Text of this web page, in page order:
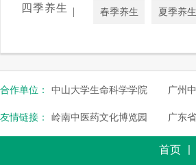
四季养生 | 春季养生 夏季养生
合作单位： 中山大学生命科学学院 广州
友情链接： 岭南中医药文化博览园 广东
首页 |